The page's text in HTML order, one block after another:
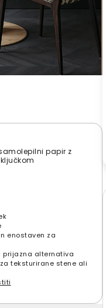
papir z
enostaven za
prijazna alternativa
teksturirane stene ali